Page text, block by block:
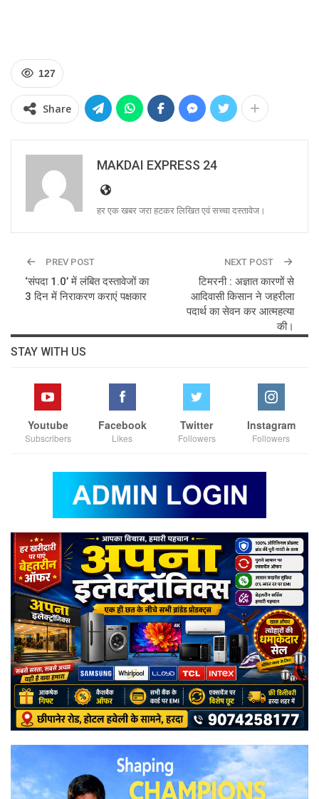
127
Share
MAKDAI EXPRESS 24
हर एक खबर जरा हटकर लिखित एवं सच्चा दस्तावेज।
PREV POST
‘संपदा 1.0’ में लंबित दस्तावेजों का
3 दिन में निराकरण कराएं पक्षकार
NEXT POST
टिमरनी : अज्ञात कारणों से
आदिवासी किसान ने जहरीला
पदार्थ का सेवन कर आत्महत्या
की।
STAY WITH US
Youtube
Subscribers
Facebook
Likes
Twitter
Followers
Instagram
Followers